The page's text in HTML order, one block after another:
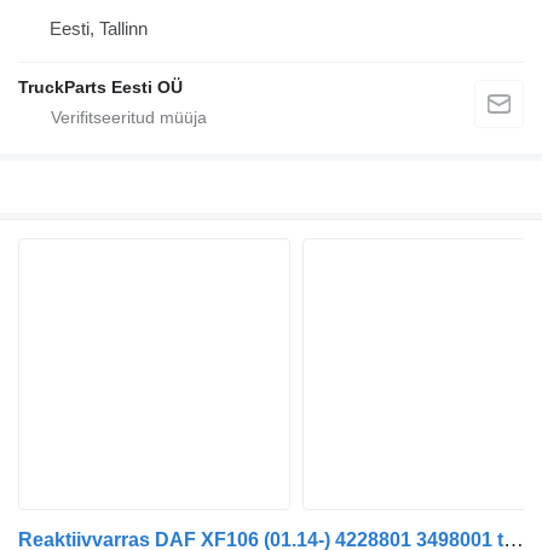
Eesti, Tallinn
TruckParts Eesti OÜ
Reaktiivvarras DAF XF106 (01.14-) 4228801 3498001 tüübi jaoks sadulveoki DAF XF106 (2014-)